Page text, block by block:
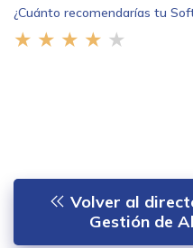
¿Cuánto recomendarías tu
Volver al
Gestión de